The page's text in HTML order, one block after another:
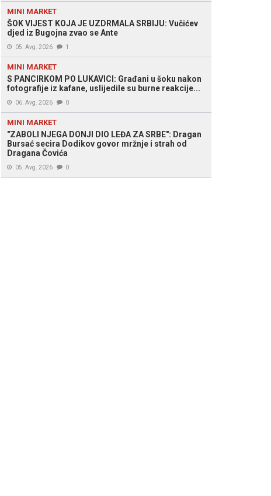
MINI MARKET
ŠOK VIJEST KOJA JE UZDRMALA SRBIJU: Vučićev
djed iz Bugojna zvao se Ante
05. Avg. 2026 1
MINI MARKET
S PANCIRKOM PO LUKAVICI: Građani u šoku nakon
fotografije iz kafane, uslijedile su burne reakcije...
06. Avg. 2026 0
MINI MARKET
"ZABOLI NJEGA DONJI DIO LEĐA ZA SRBE": Dragan
Bursać secira Dodikov govor mržnje i strah od
Dragana Čovića
05. Avg. 2026 0